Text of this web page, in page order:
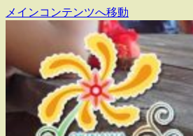
メインコンテンツへ移動
沖縄じゃんがら会
東日本大震災で県内に
る人たちの交流組織で